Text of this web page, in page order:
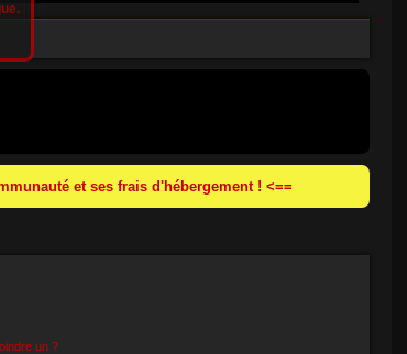
et ses frais d'hébergement ! <==
un ?